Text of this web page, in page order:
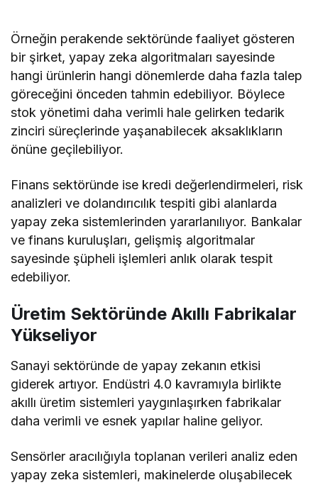
Örneğin perakende sektöründe faaliyet gösteren
bir şirket, yapay zeka algoritmaları sayesinde
hangi ürünlerin hangi dönemlerde daha fazla talep
göreceğini önceden tahmin edebiliyor. Böylece
stok yönetimi daha verimli hale gelirken tedarik
zinciri süreçlerinde yaşanabilecek aksaklıkların
önüne geçilebiliyor.
Finans sektöründe ise kredi değerlendirmeleri, risk
analizleri ve dolandırıcılık tespiti gibi alanlarda
yapay zeka sistemlerinden yararlanılıyor. Bankalar
ve finans kuruluşları, gelişmiş algoritmalar
sayesinde şüpheli işlemleri anlık olarak tespit
edebiliyor.
Üretim Sektöründe Akıllı Fabrikalar
Yükseliyor
Sanayi sektöründe de yapay zekanın etkisi
giderek artıyor. Endüstri 4.0 kavramıyla birlikte
akıllı üretim sistemleri yaygınlaşırken fabrikalar
daha verimli ve esnek yapılar haline geliyor.
Sensörler aracılığıyla toplanan verileri analiz eden
yapay zeka sistemleri, makinelerde oluşabilecek